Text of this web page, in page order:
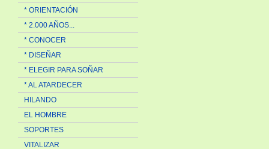
* ORIENTACIÓN
* 2.000 AÑOS...
* CONOCER
* DISEÑAR
* ELEGIR PARA SOÑAR
* AL ATARDECER
HILANDO
EL HOMBRE
SOPORTES
VITALIZAR